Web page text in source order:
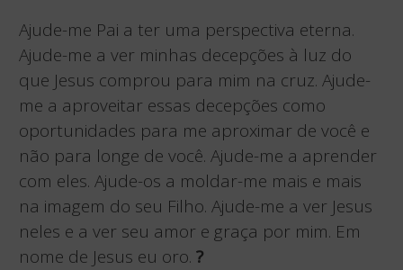
Ajude-me Pai a ter uma perspectiva eterna.
Ajude-me a ver minhas decepções à luz do
que Jesus comprou para mim na cruz. Ajude-
me a aproveitar essas decepções como
oportunidades para me aproximar de você e
não para longe de você. Ajude-me a aprender
com eles. Ajude-os a moldar-me mais e mais
na imagem do seu Filho. Ajude-me a ver Jesus
neles e a ver seu amor e graça por mim. Em
nome de Jesus eu oro.?